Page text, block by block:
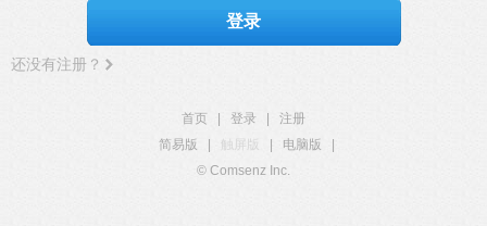
登录
还没有注册？
首页 登录
注册
简易版
触屏版 电脑版
© Comsenz Inc.